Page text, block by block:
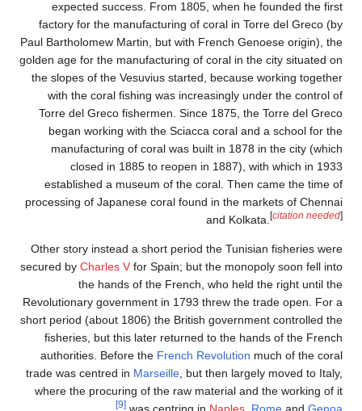
expected success. From 1805, when he founded the first
factory for the manufacturing of coral in Torre del Greco (by
Paul Bartholomew Martin, but with French Genoese origin), the
golden age for the manufacturing of coral in the city situated on
the slopes of the Vesuvius started, because working together
with the coral fishing was increasingly under the control of
Torre del Greco fishermen. Since 1875, the Torre del Greco
began working with the Sciacca coral and a school for the
manufacturing of coral was built in 1878 in the city (which
closed in 1885 to reopen in 1887), with which in 1933
established a museum of the coral. Then came the time of
processing of Japanese coral found in the markets of Chennai
and Kolkata. [citation needed]
Other story instead a short period the Tunisian fisheries were
secured by Charles V for Spain; but the monopoly soon fell into
the hands of the French, who held the right until the
Revolutionary government in 1793 threw the trade open. For a
short period (about 1806) the British government controlled the
fisheries, but this later returned to the hands of the French
authorities. Before the French Revolution much of the coral
trade was centred in Marseille, but then largely moved to Italy,
where the procuring of the raw material and the working of it
[9]